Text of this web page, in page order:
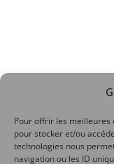
Pour offrir les meilleures
pour stocker et/ou
technologies nous
navigation ou les ID